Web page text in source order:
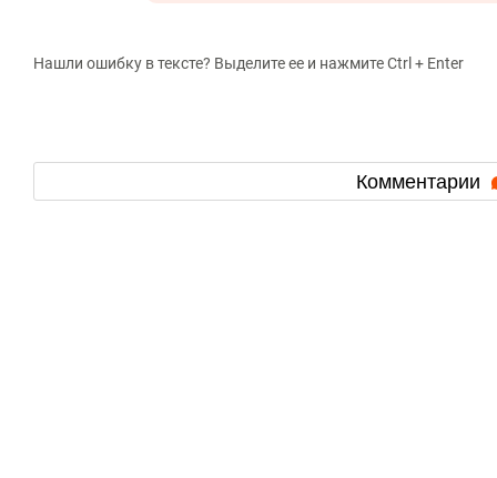
Нашли ошибку в тексте? Выделите ее и нажмите Ctrl + Enter
Комментарии